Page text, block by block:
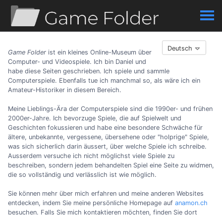
Deutsch
Game Folder ist ein kleines Online-Museum über
Computer- und Videospiele. Ich bin Daniel und
habe diese Seiten geschrieben. Ich spiele und sammle
Computerspiele. Ebenfalls tue ich manchmal so, als wäre ich ein
Amateur-Historiker in diesem Bereich.
Meine Lieblings-Ära der Computerspiele sind die 1990er- und frühen
2000er-Jahre. Ich bevorzuge Spiele, die auf Spielwelt und
Geschichten fokussieren und habe eine besondere Schwäche für
ältere, unbekannte, vergessene, übersehene oder "holprige" Spiele,
was sich sicherlich darin äussert, über welche Spiele ich schreibe.
Ausserdem versuche ich nicht möglichst viele Spiele zu
beschreiben, sondern jedem behandelten Spiel eine Seite zu widmen,
die so vollständig und verlässlich ist wie möglich.
Sie können mehr über mich erfahren und meine anderen Websites
entdecken, indem Sie meine persönliche Homepage auf anamon.ch
besuchen. Falls Sie mich kontaktieren möchten, finden Sie dort